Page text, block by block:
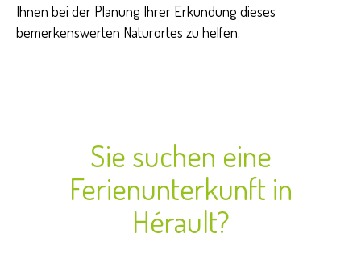
Ihnen bei der Planung Ihrer Erkundung dieses
bemerkenswerten Naturortes zu helfen.
Sie suchen eine
Ferienunterkunft in
Hérault?